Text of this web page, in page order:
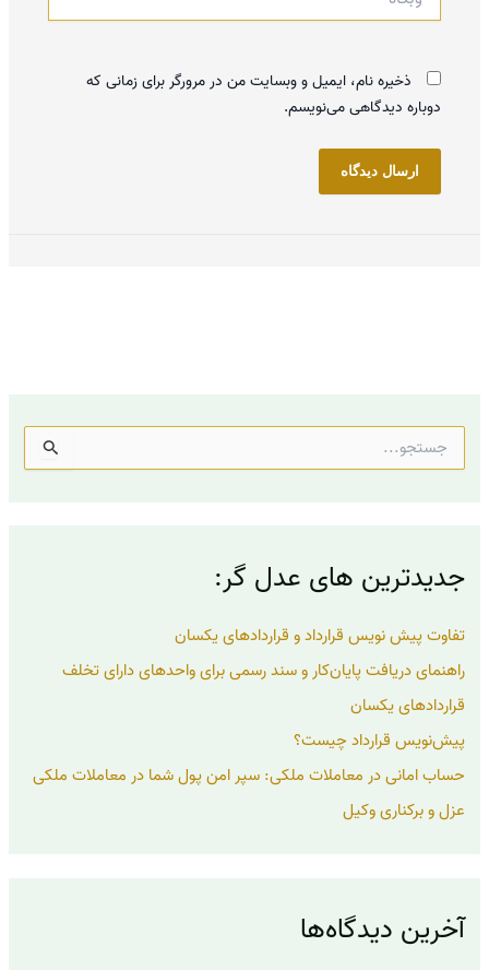
ذخیره نام، ایمیل و وبسایت من در مرورگر برای زمانی که
دوباره دیدگاهی می‌نویسم.
س
ر
:
جدیدترین های عدل گر:
تفاوت پیش نویس قرارداد و قراردادهای یکسان
راهنمای دریافت پایان‌کار و سند رسمی برای واحدهای دارای تخلف
قراردادهای یکسان
پیش‌نویس قرارداد چیست؟
حساب امانی در معاملات ملکی: سپر امن پول شما در معاملات ملکی
عزل و برکناری وکیل
آخرین دیدگاه‌ها